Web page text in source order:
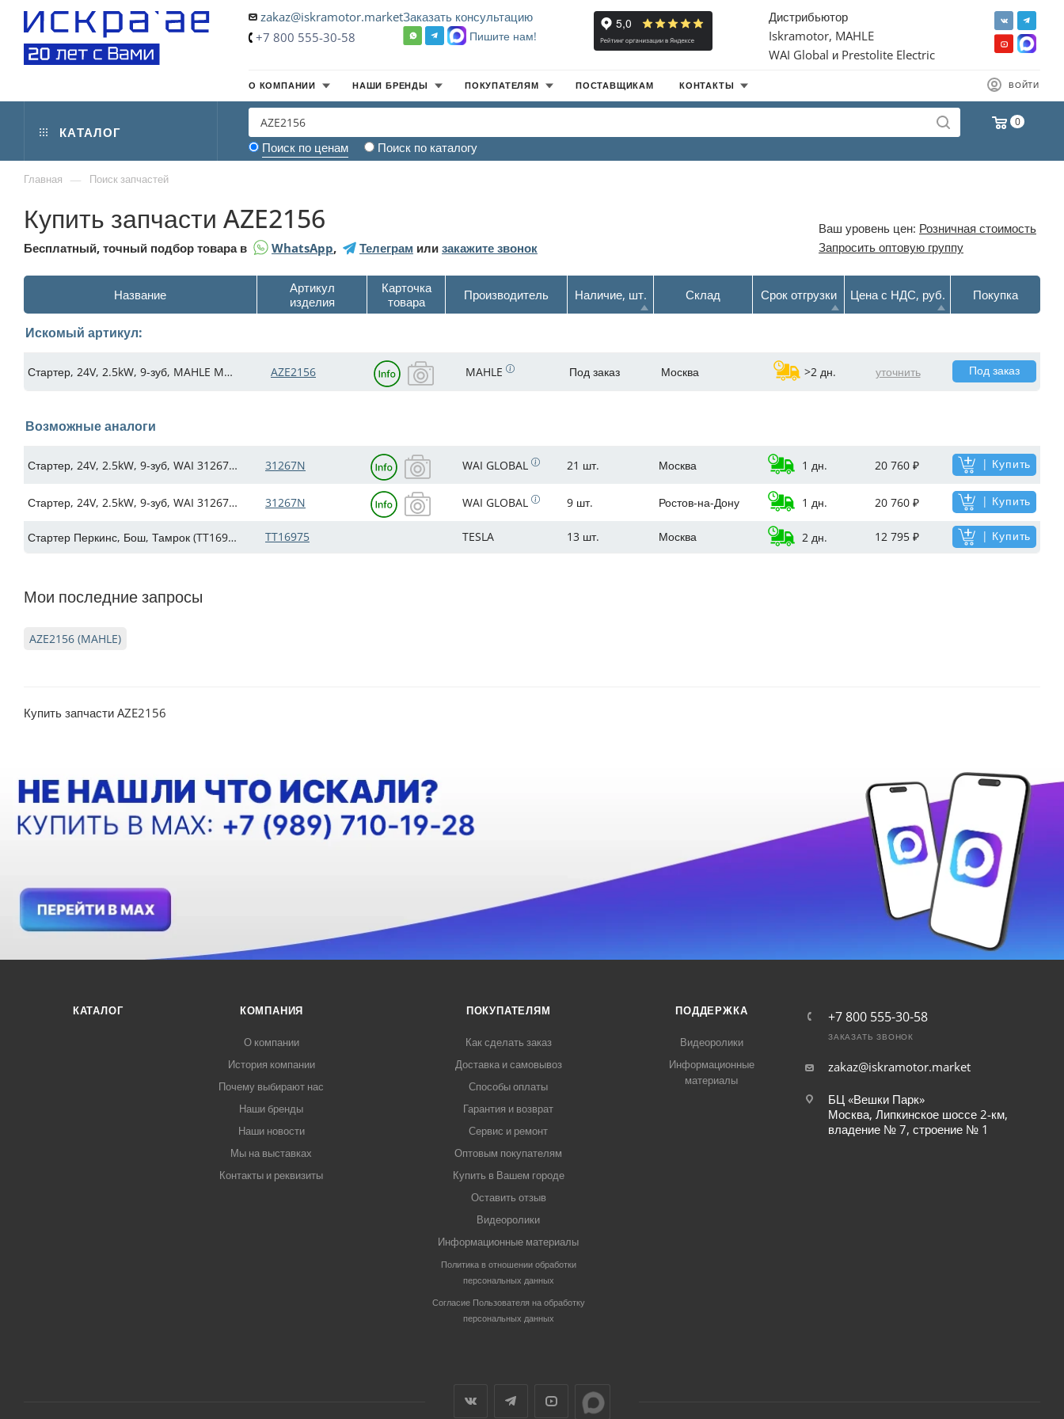
zakaz@iskramotor.market
+7 800 555-30-58
Заказать консультацию
Пишите нам!
Дистрибьютор
Iskramotor, MAHLE
WAI Global и Prestolite Electric
ВОЙТИ
О КОМПАНИИ НАШИ БРЕНДЫ ПОКУПАТЕЛЯМ ПОСТАВЩИКАМ КОНТАКТЫ
0
КАТАЛОГ
Поиск по ценам Поиск по каталогу
Главная — Поиск запчастей
Купить запчасти AZE2156 Ваш уровень цен: Розничная стоимость
Запросить оптовую группу
Бесплатный, точный подбор товара в WhatsApp, Телеграм или закажите звонок
Название
Артикул
изделия
Карточка
товара
Производитель Наличие, шт. Склад Срок отгрузки Цена с НДС, руб. Покупка
Искомый артикул:
Стартер, 24V, 2.5kW, 9-зуб, MAHLE MS241 AZE2156 для JCB, Perkins 404С22, замена 36560 (Искра АЕ: IMS301265) AZE2156 MAHLE Под заказ Москва >2 дн. уточнить Под заказ
Возможные аналоги
Стартер, 24V, 2.5kW, 9-зуб, WAI 31267N для JCB, дв. Perkins, замена 36560, 2834752, MS241, AZE2156, 11.131.265 (Искра АЕ: IMS541267) 31267N WAI GLOBAL 21 шт. Москва 1 дн. 20 760 ₽ | Купить
Стартер, 24V, 2.5kW, 9-зуб, WAI 31267N для JCB, дв. Perkins, замена 36560, 2834752, MS241, AZE2156, 11.131.265 (Искра АЕ: IMS541267) 31267N WAI GLOBAL 9 шт. Ростов-на-Дону 1 дн. 20 760 ₽ | Купить
Стартер Перкинс, Бош, Тамрок (TT16975) TT16975 TESLA 13 шт. Москва 2 дн. 12 795 ₽ | Купить
Мои последние запросы
AZE2156 (MAHLE)
Купить запчасти AZE2156
КАТАЛОГ КОМПАНИЯ
О компании
История компании
Почему выбирают нас
Наши бренды
Наши новости
Мы на выставках
Контакты и реквизиты
ПОКУПАТЕЛЯМ
Как сделать заказ
Доставка и самовывоз
Способы оплаты
Гарантия и возврат
Сервис и ремонт
Оптовым покупателям
Купить в Вашем городе
Оставить отзыв
Видеоролики
Информационные материалы
Политика в отношении обработки
персональных данных
Согласие Пользователя на обработку
персональных данных
ПОДДЕРЖКА
Видеоролики
Информационные
материалы
+7 800 555-30-58
ЗАКАЗАТЬ ЗВОНОК
zakaz@iskramotor.market
БЦ «Вешки Парк»
Москва, Липкинское шоссе 2-км,
владение № 7, строение № 1